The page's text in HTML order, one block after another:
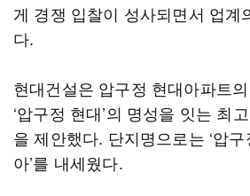
게 경쟁 입찰이 성사되면서 업계
다.
현대건설은 압구정 현대아파트
‘압구정 현대’의 명성을 잇는 최
을 제안했다. 단지명으로는 ‘압
아’를 내세웠다.